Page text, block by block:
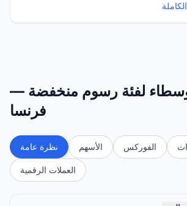
لفئة رسوم منخفضة —
فرنسا
نظرة عامة الأسهم الفوركس
العملات الرقمية